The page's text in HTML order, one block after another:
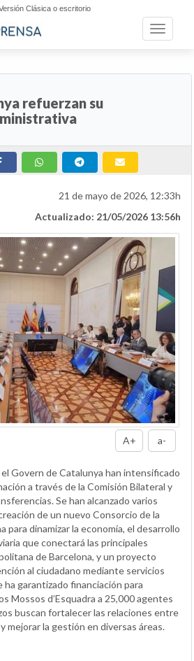
Clásica o escritorio
Toggle
refuerzan su
21 de mayo de 2026, 12:33h
Actualizado: 21/05/2026 13:56h
A+ a-
Govern de Catalunya han intensificado
a través de la Comisión Bilateral y
Se han alcanzado varios
de un nuevo Consorcio de la
para dinamizar la economía, el desarrollo
que conectará las principales
de Barcelona, y un proyecto
al ciudadano mediante servicios
ha garantizado financiación para
Mossos d’Esquadra a 25,000 agentes
buscan fortalecer las relaciones entre
mejorar la gestión en diversas áreas.